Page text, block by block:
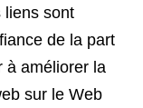
liens sont
de la part
à améliorer la
sur le Web